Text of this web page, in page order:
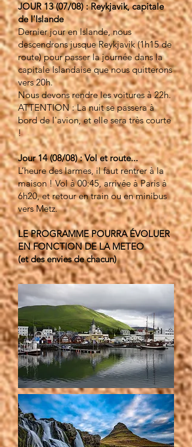
JOUR 13 (07/08) : Reykjavik, capitale
de l'Islande
Dernier jour en Islande, nous
descendrons jusque Reykjavik (1h15 de
route) pour passer la journée dans la
capitale Islandaise que nous quitterons
vers 20h.
Nous devons rendre les voitures à 22h.
ATTENTION : La nuit se passera à
bord de l'avion, et elle sera très courte
!
Jour 14 (08/08) : Vol et route...
L’heure des larmes, il faut rentrer à la
maison ! Vol à 00:45, arrivée à Paris à
6h20, et retour en train ou en minibus
vers Metz.
LE PROGRAMME POURRA ÉVOLUER
EN FONCTION DE LA METEO
(et des envies de chacun)